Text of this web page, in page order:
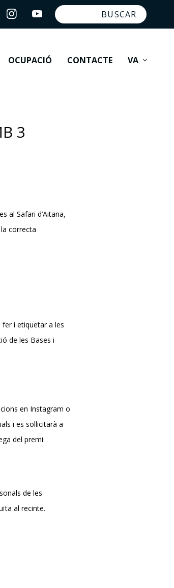
OCUPACIÓ CONTACTE VA
3
al Safari d’Aitana,
correcta
i etiquetar a les
de les Bases i
en Instagram o
i es sol·licitarà a
del premi.
de les
al recinte.